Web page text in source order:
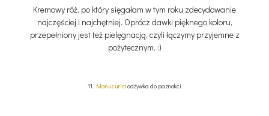
Kremowy róż, po który sięgałam w tym roku zdecydowanie
najczęściej i najchętniej. Oprócz dawki pięknego koloru,
przepełniony jest też pielęgnacją, czyli łączymy przyjemne z
pożytecznym. :)
11. Manucuristodżywka do paznokci